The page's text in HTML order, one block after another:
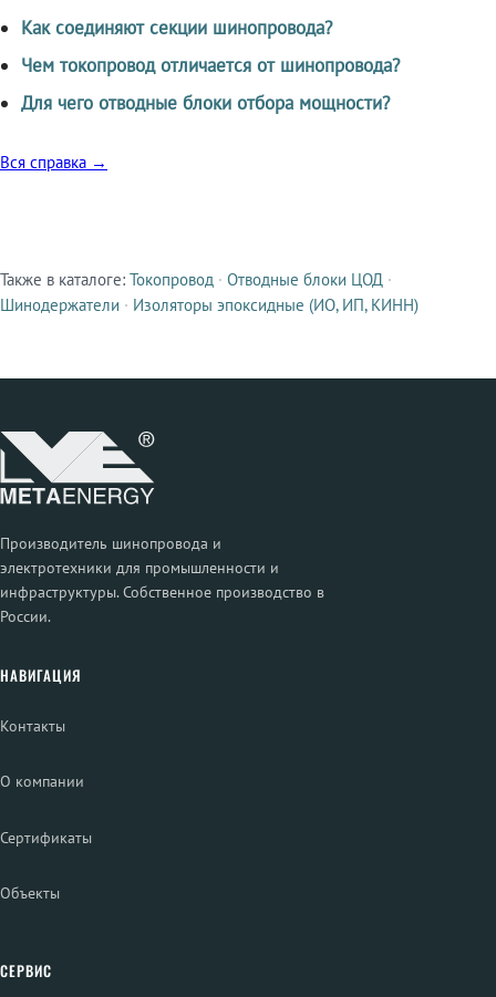
Как соединяют секции шинопровода?
Чем токопровод отличается от шинопровода?
Для чего отводные блоки отбора мощности?
Вся справка →
Смежные продукты
Также в каталоге: Токопровод · Отводные блоки ЦОД ·
Шинодержатели · Изоляторы эпоксидные (ИО, ИП, КИНН)
Производитель шинопровода и
электротехники для промышленности и
инфраструктуры. Собственное производство в
России.
НАВИГАЦИЯ
Контакты
О компании
Сертификаты
Объекты
СЕРВИС